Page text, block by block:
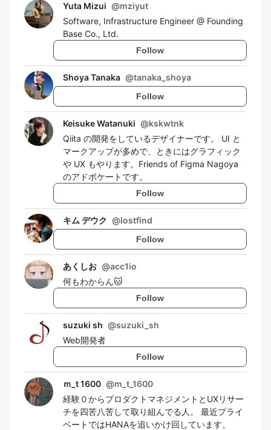
Yuta Mizui @mziyut
Software, Infrastructure Engineer @ Founding
Base Co., Ltd.
Follow
Shoya Tanaka @tanaka_shoya
Follow
Keisuke Watanuki @kskwtnk
Qiita の開発をしているデザイナーです。 UI と
マークアップが多めで、ときにはグラフィック
や UX もやります。Friends of Figma Nagoya
のアドボケートです。
Follow
キム デウク @lostfind
Follow
あくしお @acc1io
何もわからん🐱
Follow
suzuki sh @suzuki_sh
Web開発者
Follow
ｍ_t 1600 @m_t_1600
経験０からプロダクトマネジメントとUXリサー
チを四苦八苦して取り組んでる人。 最近プライ
ベートではHANAを追いかけ回しています。